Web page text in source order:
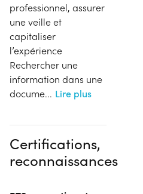
professionnel, assurer
une veille et
capitaliser
l’expérience
Rechercher une
information dans une
docume... Lire plus
Certifications,
reconnaissances